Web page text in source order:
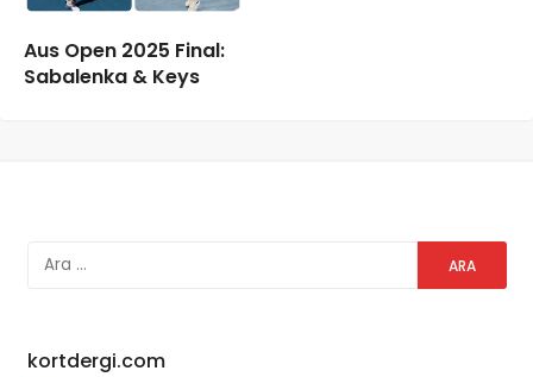
Aus Open 2025 Final:
Sabalenka & Keys
kortdergi.com